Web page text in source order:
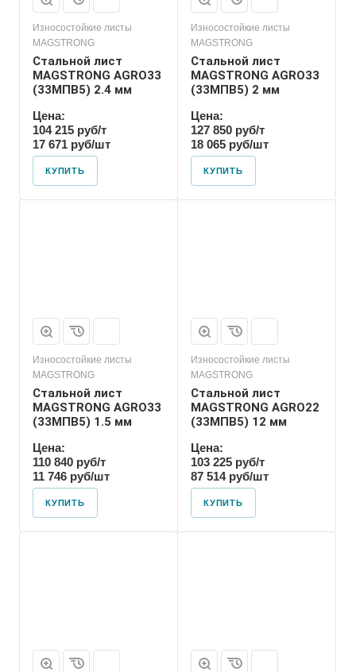
Износостойкие листы
MAGSTRONG
Стальной лист
MAGSTRONG AGRO33
(33MПВ5) 2.4 мм
Цена:
104 215 руб/т
17 671 руб/шт
КУПИТЬ
Износостойкие листы
MAGSTRONG
Стальной лист
MAGSTRONG AGRO33
(33MПВ5) 2 мм
Цена:
127 850 руб/т
18 065 руб/шт
КУПИТЬ
Износостойкие листы
MAGSTRONG
Стальной лист
MAGSTRONG AGRO33
(33MПВ5) 1.5 мм
Цена:
110 840 руб/т
11 746 руб/шт
КУПИТЬ
Износостойкие листы
MAGSTRONG
Стальной лист
MAGSTRONG AGRO22
(33MПВ5) 12 мм
Цена:
103 225 руб/т
87 514 руб/шт
КУПИТЬ